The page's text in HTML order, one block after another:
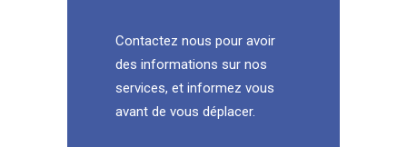
Contactez nous pour avoir
des informations sur nos
services, et informez vous
avant de vous déplacer.